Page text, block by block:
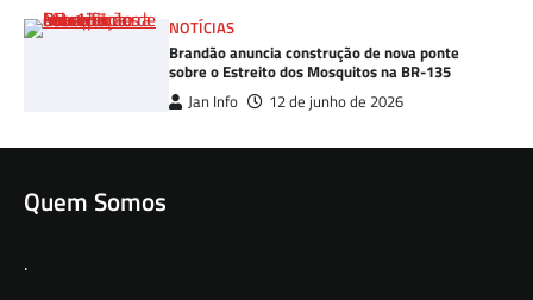
NOTÍCIAS
Brandão anuncia construção de nova ponte
sobre o Estreito dos Mosquitos na BR-135
Jan Info 12 de junho de 2026
Quem Somos
.